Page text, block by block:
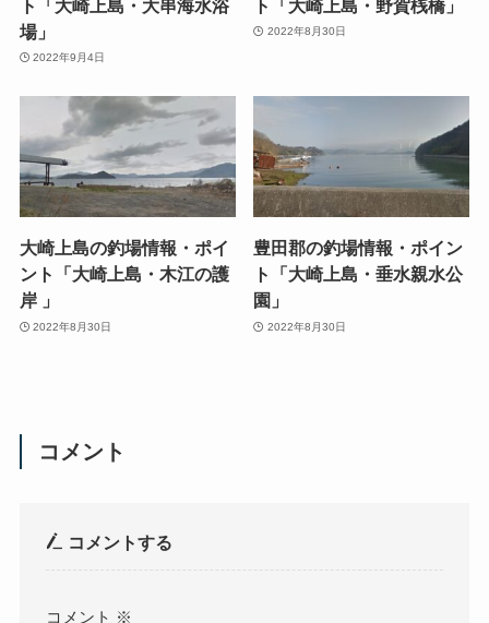
ト「大崎上島・大串海水浴
場」
2022年9月4日
ト「大崎上島・野賀桟橋」
2022年8月30日
大崎上島の釣場情報・ポイ
ント「大崎上島・木江の護
岸 」
2022年8月30日
豊田郡の釣場情報・ポイン
ト「大崎上島・垂水親水公
園」
2022年8月30日
コメント
コメントする
コメント ※